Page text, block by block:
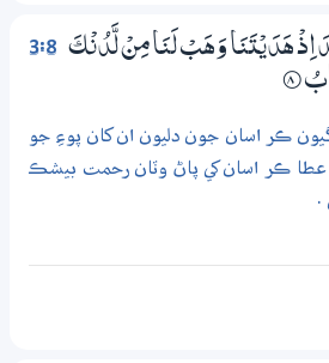
3:8
اِذْ ھَدَيْتَنَا وَھَبْ لَنَا مِنْ لَّدُنْكَ
8‏۝
ڪر اسان جون دليون ان کان پوءِ جو
ڪر اسان کي پاڻ وٽان رحمت بيشڪ
.